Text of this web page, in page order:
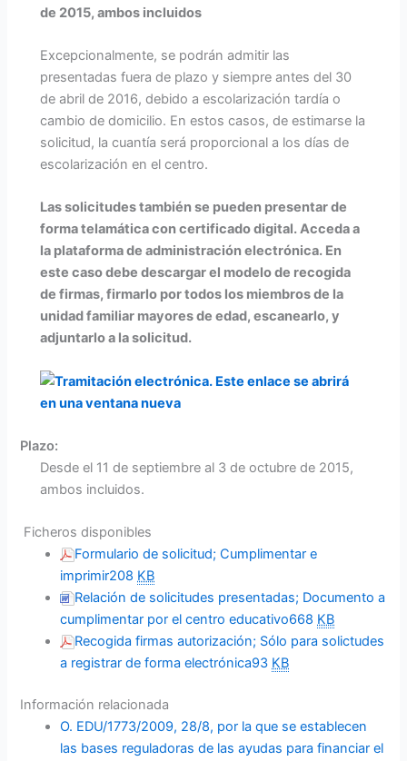
de 2015, ambos incluidos
Excepcionalmente, se podrán admitir las
presentadas fuera de plazo y siempre antes del 30
de abril de 2016, debido a escolarización tardía o
cambio de domicilio. En estos casos, de estimarse la
solicitud, la cuantía será proporcional a los días de
escolarización en el centro.
Las solicitudes también se pueden presentar de
forma telamática con certificado digital. Acceda a
la plataforma de administración electrónica. En
este caso debe descargar el modelo de recogida
de firmas, firmarlo por todos los miembros de la
unidad familiar mayores de edad, escanearlo, y
adjuntarlo a la solicitud.
Plazo:
Desde el 11 de septiembre al 3 de octubre de 2015,
ambos incluidos.
Ficheros disponibles
Formulario de solicitud; Cumplimentar e
imprimir208 KB
Relación de solicitudes presentadas; Documento a
cumplimentar por el centro educativo668 KB
Recogida firmas autorización; Sólo para solictudes
a registrar de forma electrónica93 KB
Información relacionada
O. EDU/1773/2009, 28/8, por la que se establecen
las bases reguladoras de las ayudas para financiar el